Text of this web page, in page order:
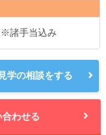
諸手当込み
学の相談をする
合わせる